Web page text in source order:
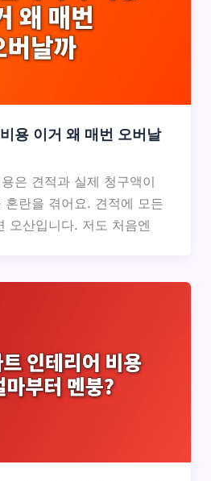
용 이거 왜 매번 오버날
은 견적과 실제 청구액이
혼란을 겪어요. 견적에 모든
오산입니다. 저도 처음엔